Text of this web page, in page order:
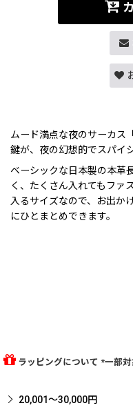
ムード満点な夜のサーカス
鍵が、夜の幻想的でスパイ
ベーシックな日本製の本革
く、たくさん入れてもファ
入るサイズなので、お出か
にひとまとめできます。
ラッピングについて *一部対
20,001〜30,000円